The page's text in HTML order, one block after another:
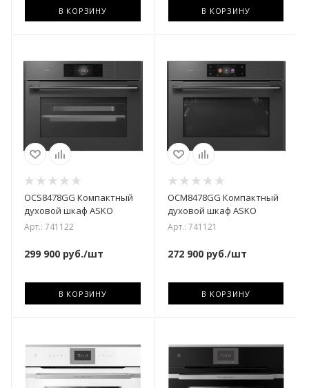
В КОРЗИНУ В КОРЗИНУ
OCS8478GG Компактный
духовой шкаф ASKO
Арт.: 741122
299 900 руб./шт
В КОРЗИНУ
OCM8478GG Компактный
духовой шкаф ASKO
Арт.: 741121
272 900руб./шт
В КОРЗИНУ